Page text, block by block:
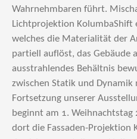
Wahrnehmbaren führt.
Lichtprojektion KolumbaShift
welches die Materialität der
partiell auflöst, das Gebäude
ausstrahlendes Behältnis
zwischen Statik und Dynamik
Fortsetzung unserer
beginnt am 1.
dort die Fassaden-Projektion